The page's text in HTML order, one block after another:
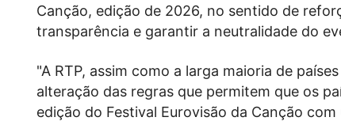
Canção, edição de 2026, no sentido de
transparência e garantir a neutralidade do
"A RTP, assim como a larga maioria de
alteração das regras que permitem que os
edição do Festival Eurovisão da Canção